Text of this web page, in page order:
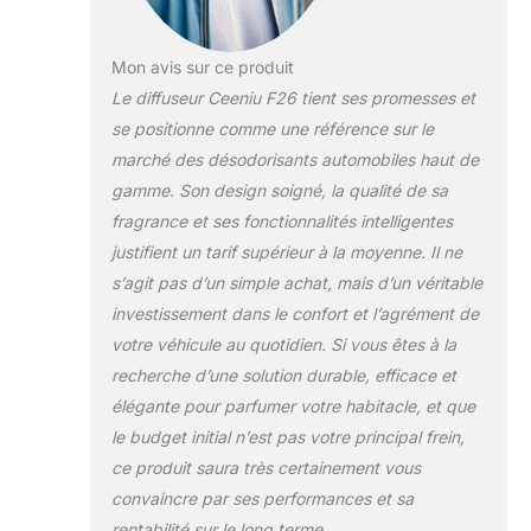
l'utiliser dans des
environnements normaux, y
compris en été à l'intérieur de la
Longue Durée】Fatigué des
désodorisant voiture qui ne
durent que deux semaines ? Le
diffuseur de voiture Ceeniu a une
grande capacité de 45 ml de
parfum qui peut durer 120 jours
sans remplacement. (Basé sur
des données expérimentales : en
supposant une utilisation de 7
heures par semaine en mode
intelligent.)
【3 Modes -
Personnalisez Votre Expérience
de Parfum】Les désodorisants
de voiture Ceeniu ont 3 modes :
Réglez l'intensité du parfum
selon vos besoins.
Mon avis sur ce produit
Le diffuseur Ceeniu F26 tient ses promesses et
se positionne comme une référence sur le
marché des désodorisants automobiles haut de
gamme. Son design soigné, la qualité de sa
fragrance et ses fonctionnalités intelligentes
justifient un tarif supérieur à la moyenne. Il ne
s’agit pas d’un simple achat, mais d’un véritable
investissement dans le confort et l’agrément de
votre véhicule au quotidien. Si vous êtes à la
recherche d’une solution durable, efficace et
élégante pour parfumer votre habitacle, et que
le budget initial n’est pas votre principal frein,
ce produit saura très certainement vous
convaincre par ses performances et sa